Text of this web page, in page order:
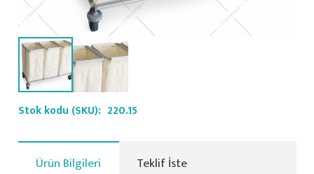
Stok kodu (SKU): 220.15
Ürün Bilgileri Teklif İste